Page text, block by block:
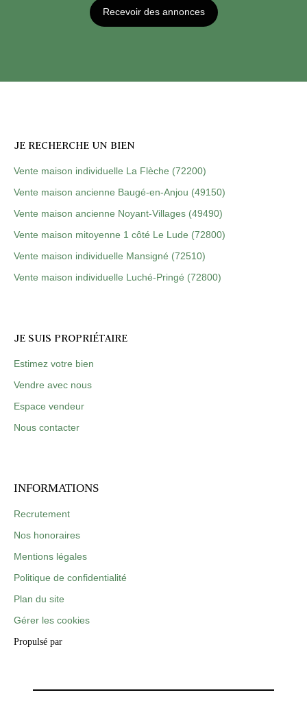
Recevoir des annonces
JE RECHERCHE UN BIEN
Vente maison individuelle La Flèche (72200)
Vente maison ancienne Baugé-en-Anjou (49150)
Vente maison ancienne Noyant-Villages (49490)
Vente maison mitoyenne 1 côté Le Lude (72800)
Vente maison individuelle Mansigné (72510)
Vente maison individuelle Luché-Pringé (72800)
JE SUIS PROPRIÉTAIRE
Estimez votre bien
Vendre avec nous
Espace vendeur
Nous contacter
INFORMATIONS
Recrutement
Nos honoraires
Mentions légales
Politique de confidentialité
Plan du site
Gérer les cookies
Propulsé par